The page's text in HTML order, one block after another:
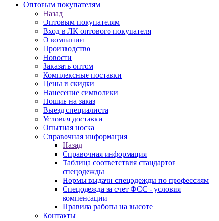
Оптовым покупателям
Назад
Оптовым покупателям
Вход в ЛК оптового покупателя
О компании
Производство
Новости
Заказать оптом
Комплексные поставки
Цены и скидки
Нанесение символики
Пошив на заказ
Выезд специалиста
Условия доставки
Опытная носка
Справочная информация
Назад
Справочная информация
Таблица соответствия стандартов
спецодежды
Нормы выдачи спецодежды по профессиям
Спецодежда за счет ФСС - условия
компенсации
Правила работы на высоте
Контакты